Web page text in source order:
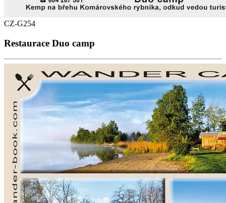
CZ-G254
Restaurace Duo camp